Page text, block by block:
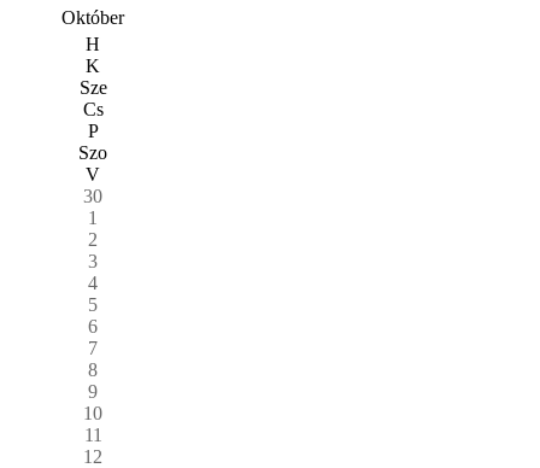
Október
H
K
Sze
Cs
P
Szo
V
30
1
2
3
4
5
6
7
8
9
10
11
12